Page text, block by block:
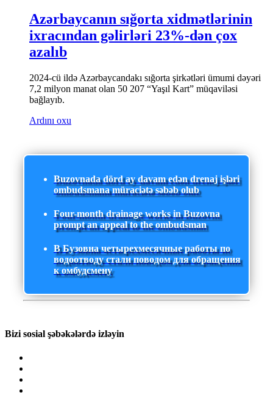
Azərbaycanın sığorta xidmətlərinin
ixracından gəlirləri 23%-dən çox
azalıb
2024-cü ildə Azərbaycandakı sığorta şirkətləri ümumi dəyəri
7,2 milyon manat olan 50 207 “Yaşıl Kart” müqaviləsi
bağlayıb.
Ardını oxu
Buzovnada dörd ay davam edən drenaj işləri
ombudsmana müraciətə səbəb olub
Four-month drainage works in Buzovna
prompt an appeal to the ombudsman
В Бузовна четырехмесячные работы по
водоотводу стали поводом для обращения
к омбудсмену
Bizi sosial şəbəkələrdə izləyin